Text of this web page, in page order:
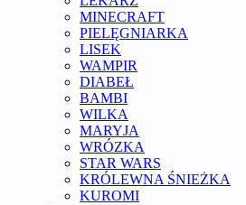
MINECRAFT
PIELĘGNIARKA
LISEK
WAMPIR
DIABEŁ
BAMBI
WILKA
MARYJA
WRÓZKA
STAR WARS
KRÓLEWNA ŚNIEŻKA
KUROMI